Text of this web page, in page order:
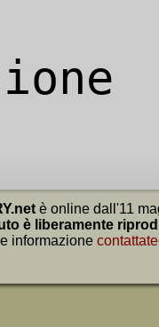
è online dall'11
è liberamente
informazione